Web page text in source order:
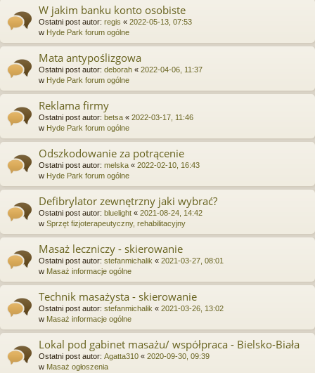
W jakim banku konto osobiste
Ostatni post autor: regis « 2022-05-13, 07:53
w Hyde Park forum ogólne
Mata antypoślizgowa
Ostatni post autor: deborah « 2022-04-06, 11:37
w Hyde Park forum ogólne
Reklama firmy
Ostatni post autor: betsa « 2022-03-17, 11:46
w Hyde Park forum ogólne
Odszkodowanie za potrącenie
Ostatni post autor: melska « 2022-02-10, 16:43
w Hyde Park forum ogólne
Defibrylator zewnętrzny jaki wybrać?
Ostatni post autor: bluelight « 2021-08-24, 14:42
w Sprzęt fizjoterapeutyczny, rehabilitacyjny
Masaż leczniczy - skierowanie
Ostatni post autor: stefanmichalik « 2021-03-27, 08:01
w Masaż informacje ogólne
Technik masażysta - skierowanie
Ostatni post autor: stefanmichalik « 2021-03-26, 13:02
w Masaż informacje ogólne
Lokal pod gabinet masażu/ współpraca - Bielsko-Biała
Ostatni post autor: Agatta310 « 2020-09-30, 09:39
w Masaż ogłoszenia